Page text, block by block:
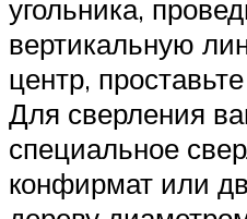
угольника,
вертикальную
центр,
Для сверления
специальное
конфирмат или